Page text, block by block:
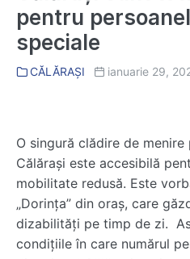
pentru
speciale
CĂLĂRAȘI ianuarie 29,
O singură clădire de
Călărași este accesibilă
mobilitate redusă. Este
„Dorința” din oraș, care
dizabilități pe timp de zi.
condițiile în care numărul